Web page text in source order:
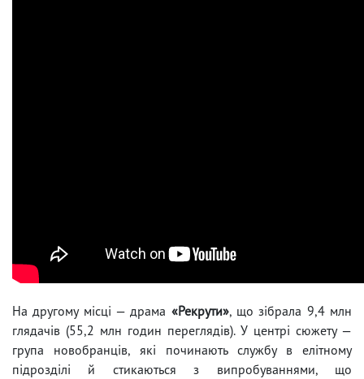
На другому місці — драма «Рекрути», що зібрала 9,4 млн
глядачів (55,2 млн годин переглядів). У центрі сюжету —
група новобранців, які починають службу в елітному
підрозділі й стикаються з випробуваннями, що